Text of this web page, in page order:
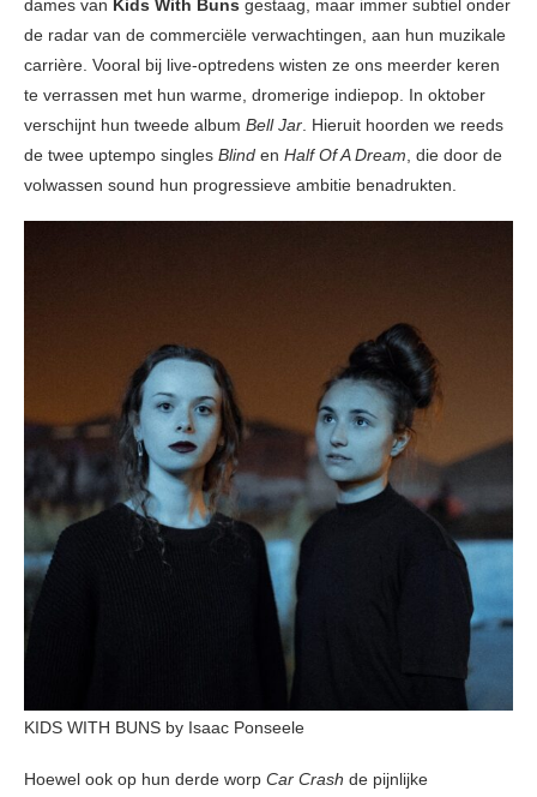
dames van Kids With Buns gestaag, maar immer subtiel onder
de radar van de commerciële verwachtingen, aan hun muzikale
carrière. Vooral bij live-optredens wisten ze ons meerder keren
te verrassen met hun warme, dromerige indiepop. In oktober
verschijnt hun tweede album Bell Jar. Hieruit hoorden we reeds
de twee uptempo singles Blind en Half Of A Dream, die door de
volwassen sound hun progressieve ambitie benadrukten.
KIDS WITH BUNS by Isaac Ponseele
Hoewel ook op hun derde worp Car Crash de pijnlijke